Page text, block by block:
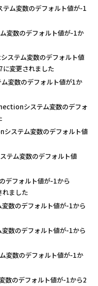
ム変数のデフォルト値が-1
数のデフォルト値が-1か
テム変数のデフォルト値
変更されました
数のデフォルト値が1か
システム変数のデフォ
テム変数のデフォルト値
ム変数のデフォルト値
フォルト値が-1から
ました
のデフォルト値が-1から
のデフォルト値が-1から
数のデフォルト値が-1か
のデフォルト値が-1から2